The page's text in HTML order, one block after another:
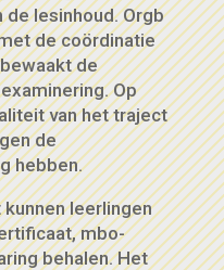
de lesinhoud. Orgb
de coördinatie
de
Op
van het traject
de
hebben.
leerlingen
mbo-
behalen. Het